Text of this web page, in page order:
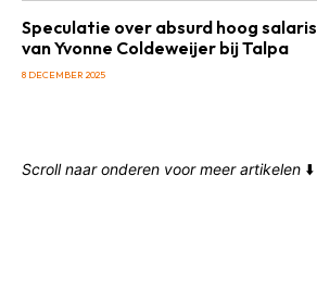
Speculatie over absurd hoog salaris
van Yvonne Coldeweijer bij Talpa
8 DECEMBER 2025
Scroll naar onderen voor meer artikelen ⬇️